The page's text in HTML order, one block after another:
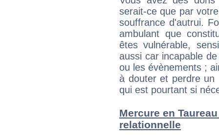
serait-ce que par
souffrance d'autrui.
ambulant que
êtes vulnérable,
aussi car incapable
ou les évènements ;
à douter et perdre un
qui est pourtant si
Mercure en
relationnelle